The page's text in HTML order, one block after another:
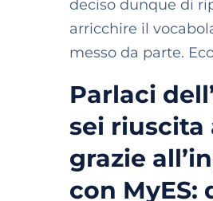
deciso dunque di
arricchire il
messo da parte.
Parlaci
sei riuscita
grazie
con MyES: